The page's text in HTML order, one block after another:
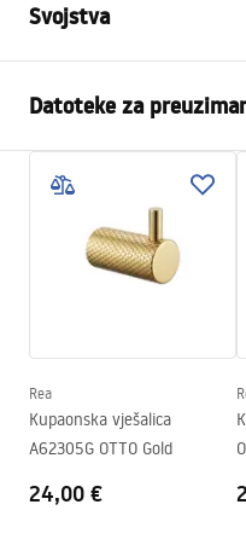
Svojstva
Materijal
Način montaže
Širina
Datoteke za
Jamstveni uvjeti
Rea
Kupaonska vješalica
A62305G OTTO Gold
24,00 €